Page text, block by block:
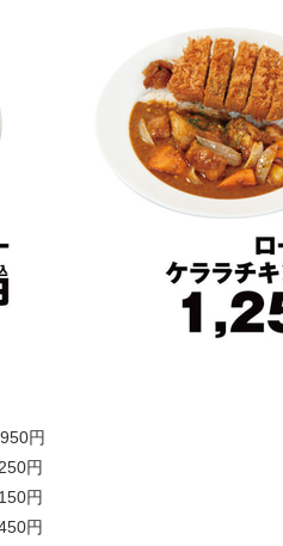
円
円
円
円